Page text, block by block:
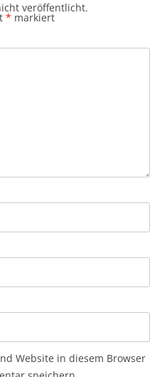
veröffentlicht.
* markiert
Website in diesem Browser